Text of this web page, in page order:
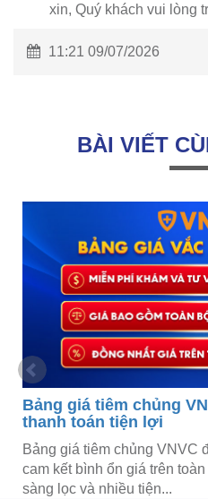
xin, Quý khách vui lòng
11:21 09/07/2026
BÀI VIẾT
Bảng giá tiêm chủng
thanh toán tiện lợi
Bảng giá tiêm chủng VNVC
cam kết bình ổn giá trên
sàng lọc và nhiều tiện...